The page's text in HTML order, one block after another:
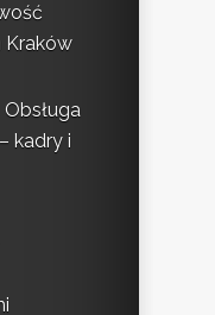
Kraków
kadry i